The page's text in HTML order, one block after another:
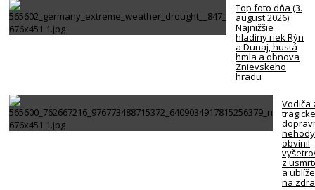
Top foto dňa (3.
august 2026):
Najnižšie
hladiny riek Rýn
a Dunaj, hustá
hmla a obnova
Znievskeho
hradu
Vodiča
nehody
obvinil
z
a
na